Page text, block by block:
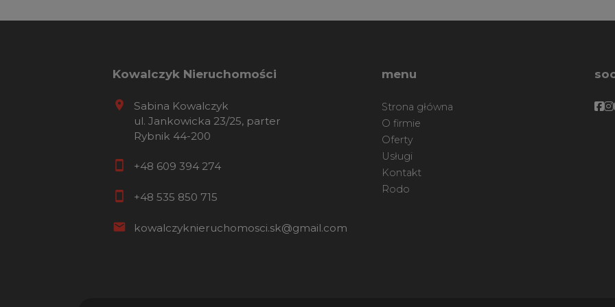
Kowalczyk Nieruchomości
Sabina Kowalczyk
ul. Jankowicka 23/25, parter
Rybnik 44-200
+48 609 394 274
+48 535 850 715
kowalczyknieruchomosci.sk@gmail.com
menu
Strona główna
O firmie
Oferty
Usługi
Kontakt
Rodo